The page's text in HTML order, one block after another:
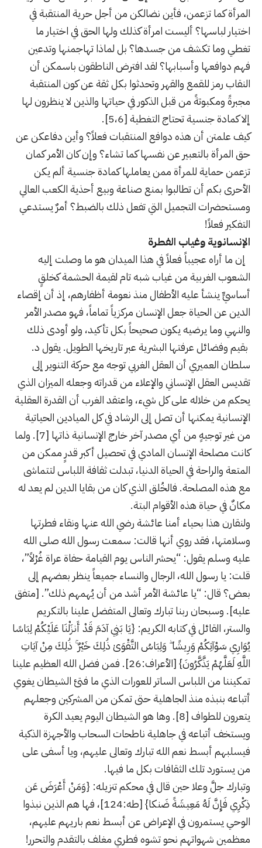
المرأة كما تزعمن، فأين نضالكن من أجل حرية المنتقبة في
اختيار لباسها؟ أليست امرأة كذلك ولها الحق في اختيار ما
تغطي وما تكشف من جسدها؟ بل لماذا تهاجمنها وتدعين
فهم دوافعها وأسبابها؟ لقد افترض الناطقون باسمكن أن
النقاب رمز للقمع والقهر وتحدثوا بكل ثقة عن كون المنتقبة
مجبرةً ومكبوتةً من قبل الذكور في حياتها والذين لا ينظرون لها
إلا كمادة جنسية تحتاج التغطية [5،6].
كيف علمتن أن هذه دوافع المنتقبات فعلاً؟ وأين دفاعكن عن
حق المرأة بالتعبير عن نفسها كما تشاء؟ وإن كان الأمر كمان
تزعمن حماية للمرأة ممن يعاملها كمادة جنسية ألم يكن
الأحرى بكم أن تطالبوا بمنع صناعة وبيع أحذية الكعب العالي
ومستحضرات التجميل التي تفعل ذلك بالضبط؟ أمرٌ يستدعي
التفكير فعلاً!
الإنسانوية وغياب الفطرة
إن ما أراه عجيباً فعلاً في هذا الميدان هو ما وصلت إليه
الشعوب الغربية من غياب شبه تام لقيمة الحشمة كخلقٍ
أساسيٍّ ينشأ عليه الأطفال منذ نعومة أظفارهم، إذ أن إقصاء
الدين عن الحياة جعل الإنسان مركزياً تماماً، فهو مصدر الأمر
والنهي وما يرضيه يكون صحيحاً بكل تأكيد، ولو أودى ذلك
بقيم وفضائل عرفتها البشرية عبر تاريخها الطويل. يقول د.
سلطان العميري أن العقل الغربي توجه مع حركة التنوير إلى
تقديس العقل الإنساني والإعلاء من قدراته وجعله الميزان الذي
يحكم من خلاله على كل شيء، واعتقد الغرب أن القدرة العقلية
الإنسانية يمكنها أن تصل إلى الرشاد في كل الميادين الحياتية
من غير توجيهٍ من أي مصدر آخر خارج الإنسانية ذاتها [7]. ولما
كانت مصلحة الإنسان المادي في تحصيل أكبر قدرٍ ممكن من
المتعة والراحة في الحياة الدنيا، تبدلت ثقافة اللباس لتتماشى
مع هذه المصلحة. فالخُلق الذي كان من بقايا الدين لم يعد له
مكانٌ في حياة هذه الأقوام البتة.
ولنقارن هذا بحياء أمنا عائشة رضي الله عنها ونقاء فطرتها
وسلامتها، فقد روي أنها قالت: سمعت رسول الله صلى الله
عليه وسلم يقول: “يحشر الناس يوم القيامة حفاة عراة غُرْلاً”،
قلت: يا رسول الله، الرجال والنساء جميعاً ينظر بعضهم إلى
بعض؟ قال: “يا عائشة الأمر أشد من أن يُهمهم ذلك”. [متفق
عليه]. وسبحان ربنا تبارك وتعالى المتفضل علينا بالتكريم
والستر، القائل في كتابه الكريم: {يَا بَنِي آدَمَ قَدْ أَنزَلْنَا عَلَيْكُمْ لِبَاسًا
يُوَارِي سَوْآتِكُمْ وَرِيشًا ۖ وَلِبَاسُ التَّقْوَىٰ ذَٰلِكَ خَيْرٌ ۚ ذَٰلِكَ مِنْ آيَاتِ
اللَّهِ لَعَلَّهُمْ يَذَّكَّرُونَ} [الأعراف:26]. فمن فضل الله العظيم علينا
تمكيننا من اللباس الساتر للعورات الذي ما فتئ الشيطان يغوي
أتباعه بنبذه منذ الجاهلية حتى تمكن من المشركين وجعلهم
يتعرون للطواف [8]. وها هو الشيطان اليوم يعيد الكرة
ويستخف أتباعه في جاهلية ناطحات السحاب والأجهزة الذكية
فيسلبهم أبسط نعم الله تبارك وتعالى عليهم، ويا أسفى على
من يستورد تلك الثقافات بكل ما فيها.
وتبارك جلَّ وعلا حين قال في محكم تنزيله: {وَمَنْ أَعْرَضَ عَن
ذِكْرِي فَإِنَّ لَهُ مَعِيشَةً ضَنكا} [طه:124]، فها هم الذين نبذوا
الوحي يستمرون في الإعراض عن أبسط نعم باريهم عليهم،
معظمين شهواتهم نحو تشوه فطري مغلف بالتقدم والتحرر!